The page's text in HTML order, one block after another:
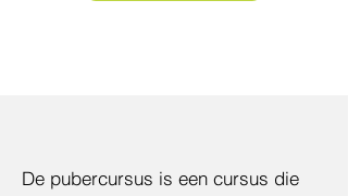
De pubercursus is een cursus die